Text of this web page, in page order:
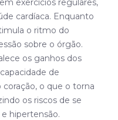
exercícios regulares,
cardíaca. Enquanto
o ritmo do
sobre o órgão.
os ganhos dos
de
o que o torna
os riscos de se
hipertensão.